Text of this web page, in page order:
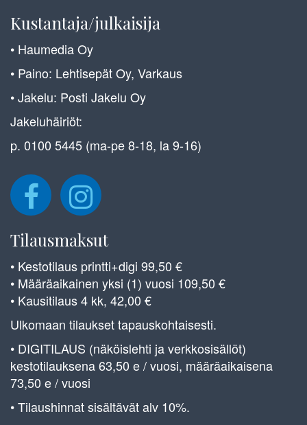
Kustantaja/julkaisija
• Haumedia Oy
• Paino: Lehtisepät Oy, Varkaus
• Jakelu: Posti Jakelu Oy
Jakeluhäiriöt:
p. 0100 5445 (ma-pe 8-18, la 9-16)
Tilausmaksut
• Kestotilaus printti+digi 99,50 €
• Määräaikainen yksi (1) vuosi 109,50 €
• Kausitilaus 4 kk, 42,00 €
Ulkomaan tilaukset tapauskohtaisesti.
• DIGITILAUS (näköislehti ja verkkosisällöt)
kestotilauksena 63,50 e / vuosi, määräaikaisena
73,50 e / vuosi
• Tilaushinnat sisältävät alv 10%.